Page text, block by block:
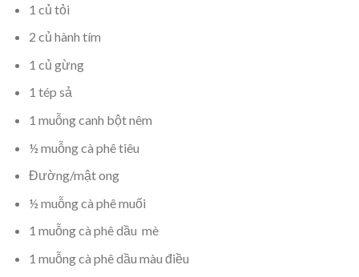
1 củ tỏi
2 củ hành tím
1 củ gừng
1 tép sả
1 muỗng canh bột nêm
½ muỗng cà phê tiêu
Đường/mật ong
½ muỗng cà phê muối
1 muỗng cà phê dầu mè
1 muỗng cà phê dầu màu điều